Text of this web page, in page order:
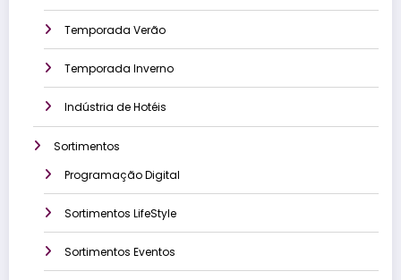
Temporada Verão
Temporada Inverno
Indústria de Hotéis
Sortimentos
Programação Digital
Sortimentos LifeStyle
Sortimentos Eventos